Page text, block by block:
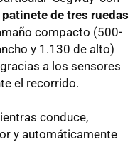
de tres ruedas
compacto (500-
y 1.130 de alto)
a los sensores
el recorrido.
conduce,
y automáticamente